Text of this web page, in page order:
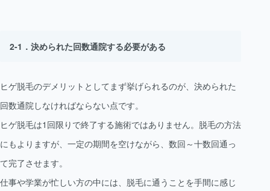
決められた回数通院する必要がある
ヒゲ脱毛のデメリットとしてまず挙げられるのが、決められた
回数通院しなければならない点です。
ヒゲ脱毛は1回限りで終了する施術ではありません。脱毛の方法
にもよりますが、一定の期間を空けながら、数回～十数回通っ
て完了させます。
仕事や学業が忙しい方の中には、脱毛に通うことを手間に感じ